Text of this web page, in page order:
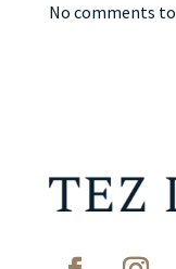
No comments to